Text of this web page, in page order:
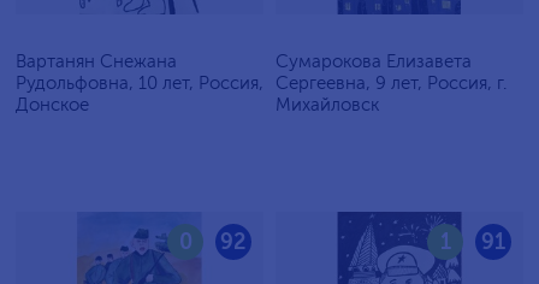
Вартанян Снежана
Рудольфовна, 10 лет, Россия,
Донское
Сумарокова Елизавета
Сергеевна, 9 лет, Россия, г.
Михайловск
92
0 91
1